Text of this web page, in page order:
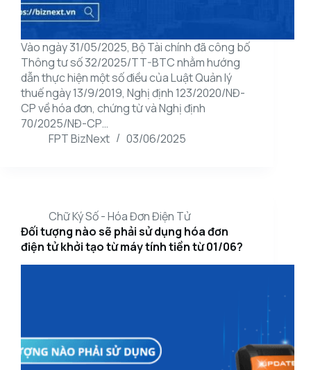
Vào ngày 31/05/2025, Bộ Tài chính đã công bố
Thông tư số 32/2025/TT-BTC nhằm hướng
dẫn thực hiện một số điều của Luật Quản lý
thuế ngày 13/9/2019, Nghị định 123/2020/NĐ-
CP về hóa đơn, chứng từ và Nghị định
70/2025/NĐ-CP…
FPT BizNext
03/06/2025
Chữ Ký Số - Hóa Đơn Điện Tử
Đối tượng nào sẽ phải sử dụng hóa đơn
điện tử khởi tạo từ máy tính tiền từ 01/06?